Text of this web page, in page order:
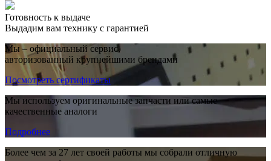
Готовность к выдаче
Выдадим вам технику с гарантией
Мы – официальный сервис,
авторизованный крупнейшими брендами
Посмотреть сертификаты
Мы используем оригинальные запчасти или самые
качественные аналоги
Подробнее
Более чем за 27 лет своей работы мы собрали отличную